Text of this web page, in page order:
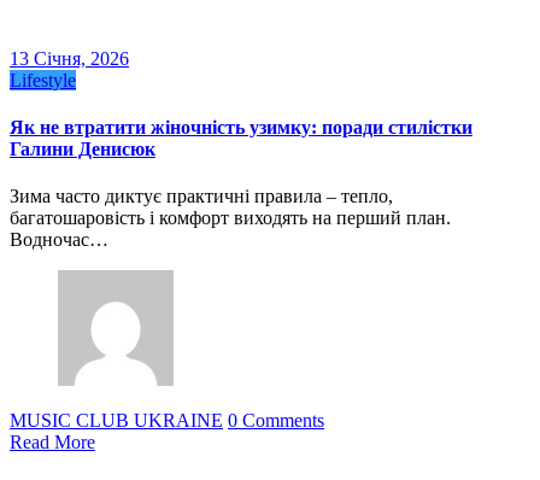
13 Січня, 2026
Lifestyle
Як не втратити жіночність узимку: поради стилістки
Галини Денисюк
Зима часто диктує практичні правила – тепло,
багатошаровість і комфорт виходять на перший план.
Водночас…
MUSIC CLUB UKRAINE 0 Comments
Read More